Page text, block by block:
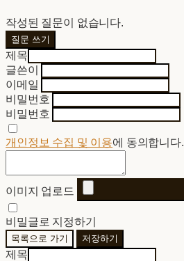
작성된 질문이 없습니다.
질문 쓰기
제목
글쓴이
이메일
비밀번호
비밀번호
개인정보 수집 및 이용에 동의합니다.
이미지 업로드
비밀글로 지정하기
목록으로 가기 저장하기
제목